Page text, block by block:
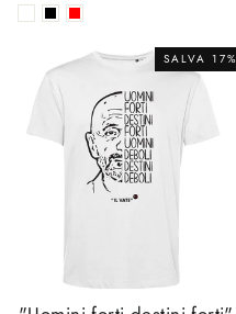
SALVA 17%